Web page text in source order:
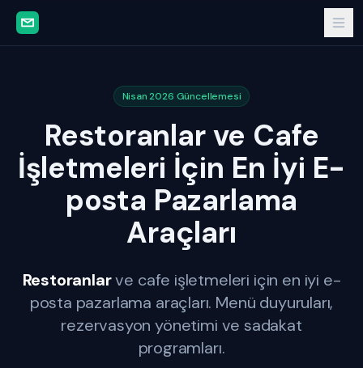
Nisan 2026 Güncellemesi
Restoranlar ve Cafe
İşletmeleri İçin En İyi E-
posta Pazarlama
Araçları
Restoranlarve cafe işletmeleri için en iyi e-
posta pazarlama araçları. Menü duyuruları,
rezervasyon yönetimi ve sadakat
programları.